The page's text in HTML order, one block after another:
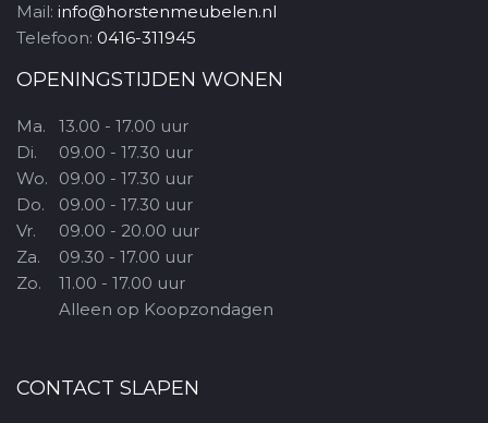
Mail: info@horstenmeubelen.nl
Telefoon: 0416-311945
OPENINGSTIJDEN WONEN
Ma.
Di.
Wo.
Do.
Vr.
Za.
Zo.
13.00 - 17.00 uur
09.00 - 17.30 uur
09.00 - 17.30 uur
09.00 - 17.30 uur
09.00 - 20.00 uur
09.30 - 17.00 uur
11.00 - 17.00 uur
Alleen op Koopzondagen
CONTACT SLAPEN